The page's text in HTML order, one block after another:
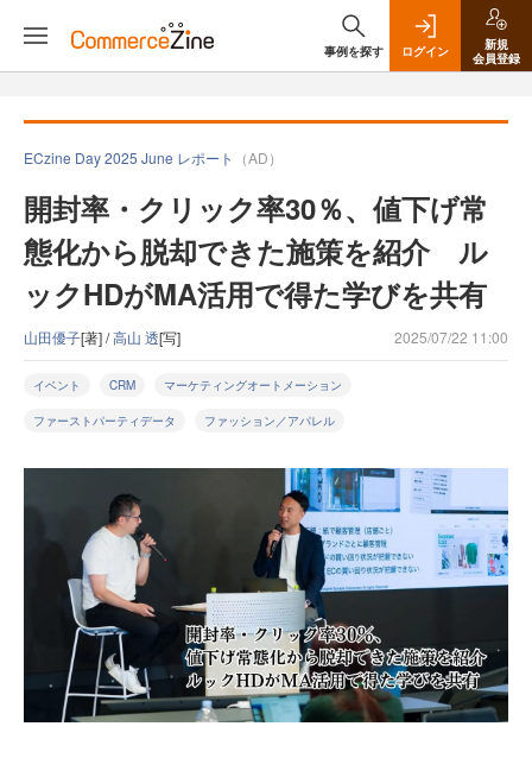
事例を探す ログイン
新規
会員登録
ECzine Day 2025 June レポート （AD）
開封率・クリック率30％、値下げ常
態化から脱却できた施策を紹介 ル
ックHDがMA活用で得た学びを共有
山田優子[著] /高山 透[写] 2025/07/22 11:00
イベント CRM マーケティングオートメーション
ファーストパーティデータ ファッション／アパレル